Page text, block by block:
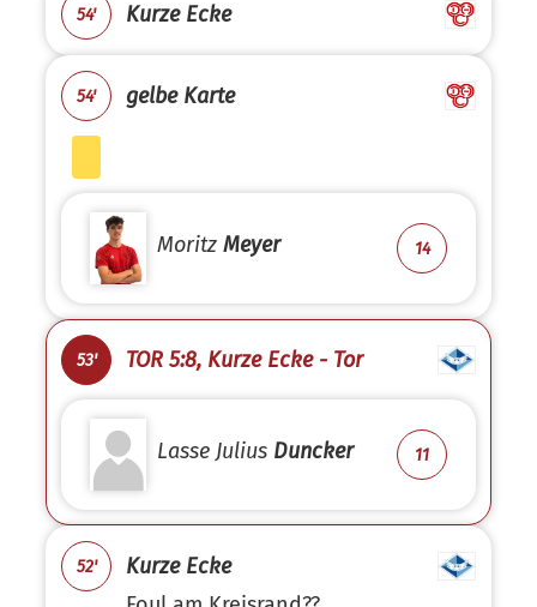
54' Kurze Ecke
54' gelbe Karte
Moritz Meyer 14
53' TOR 5:8, Kurze Ecke - Tor
Lasse Julius Duncker 11
52'
Kurze Ecke